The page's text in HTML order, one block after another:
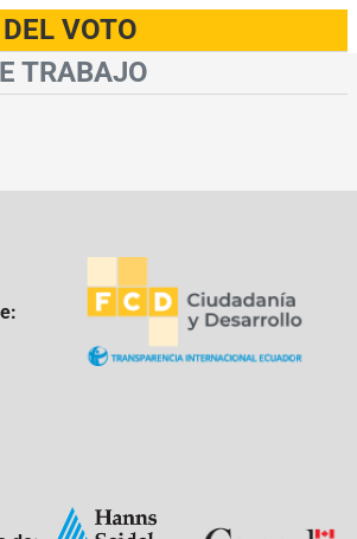
VOTO
TRABAJO